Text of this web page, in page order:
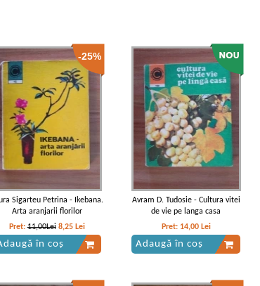
-25%
Sigarteu Petrina - Ikebana.
Arta aranjarii florilor
Pret:11,00Lei 8,25 Lei
în coș
Avram D. Tudosie - Cultura vitei
de vie pe langa casa
Pret: 14,00 Lei
Adaugă în coș